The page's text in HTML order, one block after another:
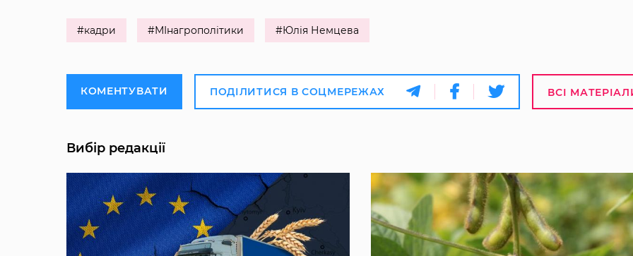
#кадри #МІнагрополітики #Юлія Немцева
КОМЕНТУВАТИ ПОДІЛИТИСЯ В СОЦМЕРЕЖАХ ВСІ
Вибір редакції